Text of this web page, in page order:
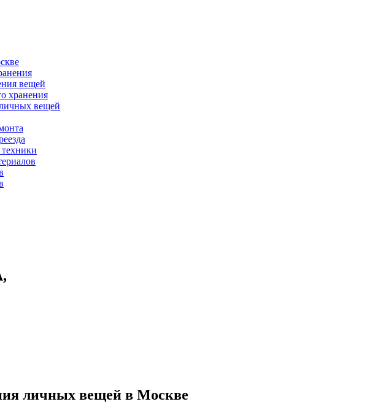
вещей
хранения
вещей
личных вещей в Москве